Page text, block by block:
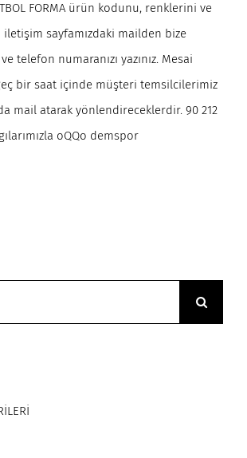
FORMA ürün kodunu, renklerini ve
sayfamızdaki mailden bize
telefon numaranızı yazınız. Mesai
bir saat içinde müşteri temsilcilerimiz
mail atarak yönlendireceklerdir. 90 212
oQQo demspor